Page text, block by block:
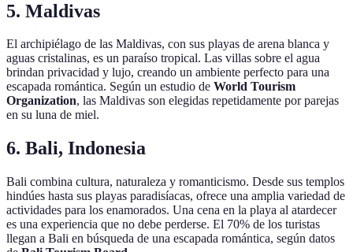
5. Maldivas
El archipiélago de las Maldivas, con sus playas de arena blanca y
aguas cristalinas, es un paraíso tropical. Las villas sobre el agua
brindan privacidad y lujo, creando un ambiente perfecto para una
escapada romántica. Según un estudio de World Tourism
Organization, las Maldivas son elegidas repetidamente por parejas
en su luna de miel.
6. Bali, Indonesia
Bali combina cultura, naturaleza y romanticismo. Desde sus templos
hindúes hasta sus playas paradisíacas, ofrece una amplia variedad de
actividades para los enamorados. Una cena en la playa al atardecer
es una experiencia que no debe perderse. El 70% de los turistas
llegan a Bali en búsqueda de una escapada romántica, según datos